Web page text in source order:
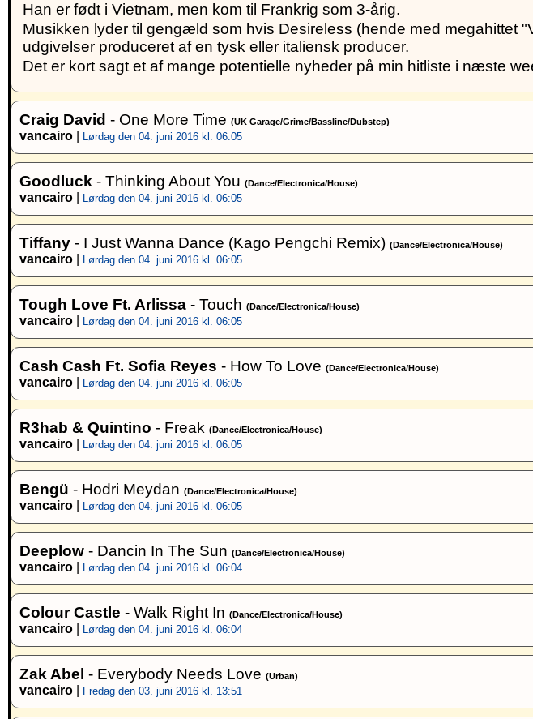
Han er født i Vietnam, men kom til Frankrig som 3-årig.
Musikken lyder til gengæld som hvis Desireless (hende med megahittet
udgivelser produceret af en tysk eller italiensk producer.
Det er kort sagt et af mange potentielle nyheder på min hitliste i næste
Craig David - One More Time (UK Garage/Grime/Bassline/Dubstep)
vancairo Lørdag den 04. juni 2016 kl. 06:05
Goodluck - Thinking About You (Dance/Electronica/House)
vancairo Lørdag den 04. juni 2016 kl. 06:05
Tiffany - I Just Wanna Dance (Kago Pengchi Remix) (Dance/Electronica/House)
vancairo Lørdag den 04. juni 2016 kl. 06:05
Tough Love Ft. Arlissa - Touch (Dance/Electronica/House)
vancairo Lørdag den 04. juni 2016 kl. 06:05
Cash Cash Ft. Sofia Reyes - How To Love (Dance/Electronica/House)
vancairo Lørdag den 04. juni 2016 kl. 06:05
R3hab & Quintino - Freak (Dance/Electronica/House)
vancairo Lørdag den 04. juni 2016 kl. 06:05
Bengü - Hodri Meydan (Dance/Electronica/House)
vancairo Lørdag den 04. juni 2016 kl. 06:05
Deeplow - Dancin In The Sun (Dance/Electronica/House)
vancairo Lørdag den 04. juni 2016 kl. 06:04
Colour Castle - Walk Right In (Dance/Electronica/House)
vancairo Lørdag den 04. juni 2016 kl. 06:04
Zak Abel - Everybody Needs Love (Urban)
vancairo Fredag den 03. juni 2016 kl. 13:51